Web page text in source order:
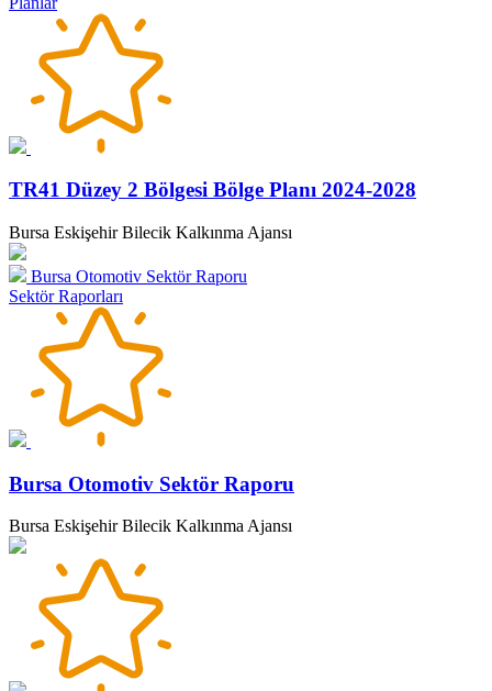
TR41 Düzey 2 Bölgesi Bölge Planı 2024-2028
Bursa Eskişehir Bilecik Kalkınma Ajansı
Bursa Otomotiv Sektör Raporu
Sektör Raporları
Bursa Otomotiv Sektör Raporu
Bursa Eskişehir Bilecik Kalkınma Ajansı